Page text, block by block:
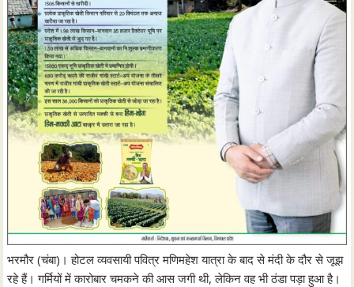
भरमौर (चंबा)। होटल व्यवसायी पवित्र मणिमहेश यात्रा के बाद से मंदी के दौर से जूझ
रहे हैं। गर्मियों में कारोबार चमकने की आस जगी थी, लेकिन वह भी ठंडा पड़ा हुआ है।